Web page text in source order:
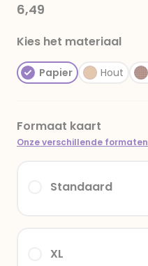
6,49
Kies het materiaal
Papier Hout
Formaat kaart
Onze verschillende formaten
XL
Standaard